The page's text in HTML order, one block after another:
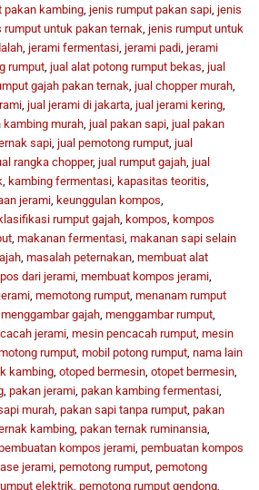
pakan kambing, jenis rumput pakan sapi, jenis
rumput untuk pakan ternak, jenis rumput untuk
, jerami fermentasi, jerami padi, jerami
rumput, jual alat potong rumput bekas, jual
gajah pakan ternak, jual chopper murah,
, jual jerami di jakarta, jual jerami kering,
kambing murah, jual pakan sapi, jual pakan
sapi, jual pemotong rumput, jual
rangka chopper, jual rumput gajah, jual
, kambing fermentasi, kapasitas teoritis,
jerami, keunggulan kompos,
klasifikasi rumput gajah, kompos, kompos
, makanan fermentasi, makanan sapi selain
, masalah peternakan, membuat alat
dari jerami, membuat kompos jerami,
, memotong rumput, menanam rumput
menggambar gajah, menggambar rumput,
jerami, mesin pencacah rumput, mesin
rumput, mobil potong rumput, nama lain
kambing, otoped bermesin, otopet bermesin,
, pakan jerami, pakan kambing fermentasi,
murah, pakan sapi tanpa rumput, pakan
kambing, pakan ternak ruminansia,
kompos jerami, pembuatan kompos
jerami, pemotong rumput, pemotong
elektrik, pemotong rumput gendong,